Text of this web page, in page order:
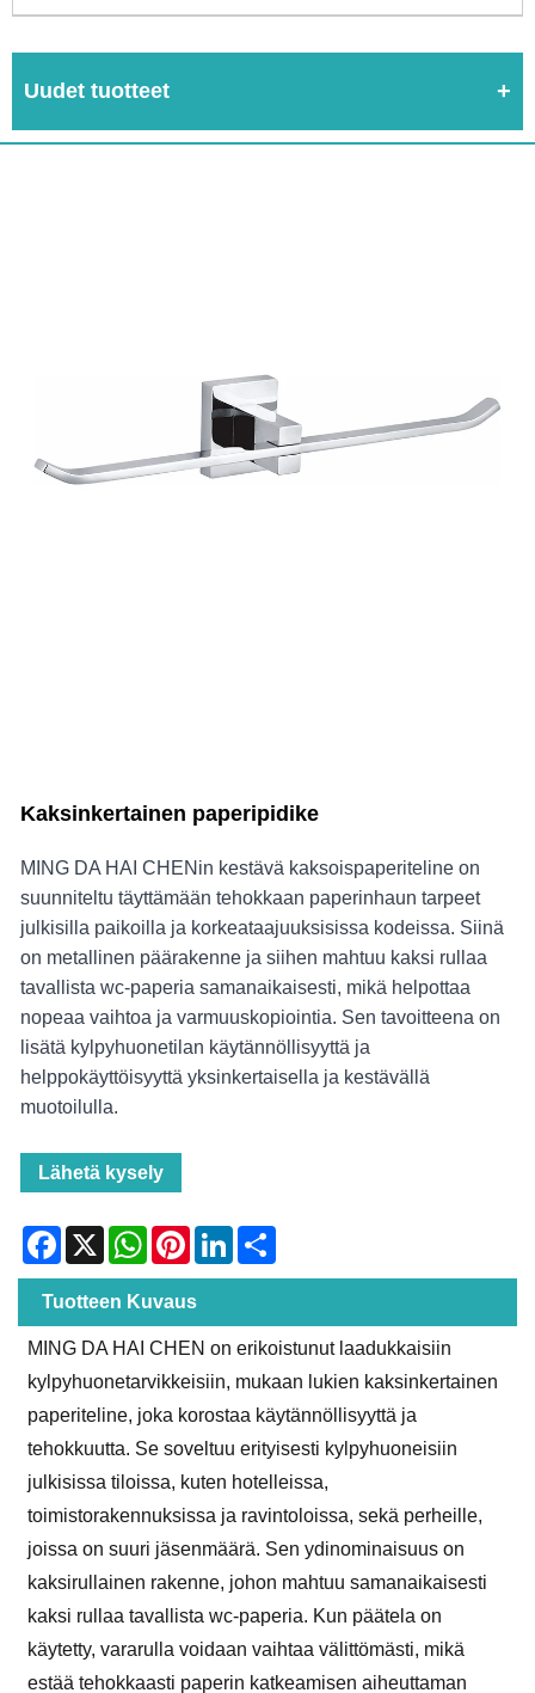
Uudet tuotteet
Kaksinkertainen paperipidike
MING DA HAI CHENin kestävä kaksoispaperiteline on
suunniteltu täyttämään tehokkaan paperinhaun tarpeet
julkisilla paikoilla ja korkeataajuuksisissa kodeissa. Siinä
on metallinen päärakenne ja siihen mahtuu kaksi rullaa
tavallista wc-paperia samanaikaisesti, mikä helpottaa
nopeaa vaihtoa ja varmuuskopiointia. Sen tavoitteena on
lisätä kylpyhuonetilan käytännöllisyyttä ja
helppokäyttöisyyttä yksinkertaisella ja kestävällä
muotoilulla.
Lähetä kysely
Facebook
X WhatsAppPinterestLinkedIn
Tuotteen Kuvaus
MING DA HAI CHEN on erikoistunut laadukkaisiin
kylpyhuonetarvikkeisiin, mukaan lukien kaksinkertainen
paperiteline, joka korostaa käytännöllisyyttä ja
tehokkuutta. Se soveltuu erityisesti kylpyhuoneisiin
julkisissa tiloissa, kuten hotelleissa,
toimistorakennuksissa ja ravintoloissa, sekä perheille,
joissa on suuri jäsenmäärä. Sen ydinominaisuus on
kaksirullainen rakenne, johon mahtuu samanaikaisesti
kaksi rullaa tavallista wc-paperia. Kun päätela on
käytetty, vararulla voidaan vaihtaa välittömästi, mikä
estää tehokkaasti paperin katkeamisen aiheuttaman